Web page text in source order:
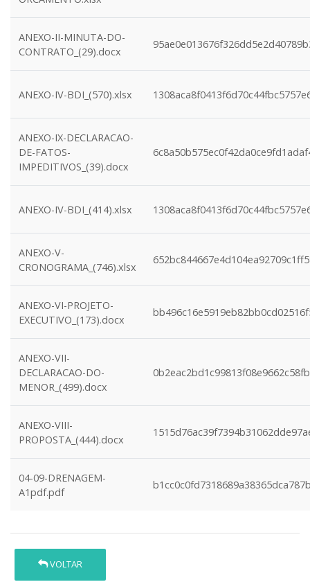
ANEXO-II-MINUTA-DO-
CONTRATO_(29).docx
ANEXO-IV-BDI_(570).xlsx
ANEXO-IX-DECLARACAO-
DE-FATOS-
IMPEDITIVOS_(39).docx
ANEXO-IV-BDI_(414).xlsx
ANEXO-V-
CRONOGRAMA_(746).xlsx
ANEXO-VI-PROJETO-
EXECUTIVO_(173).docx
ANEXO-VII-
DECLARACAO-DO-
MENOR_(499).docx
ANEXO-VIII-
PROPOSTA_(444).docx
04-09-DRENAGEM-
A1pdf.pdf
VOLTAR